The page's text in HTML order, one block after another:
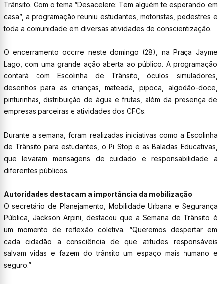
Trânsito. Com o tema “Desacelere: Tem alguém te esperando em
casa”, a programação reuniu estudantes, motoristas, pedestres e
toda a comunidade em diversas atividades de conscientização.
O encerramento ocorre neste domingo (28), na Praça Jayme
Lago, com uma grande ação aberta ao público. A programação
contará com Escolinha de Trânsito, óculos simuladores,
desenhos para as crianças, mateada, pipoca, algodão-doce,
pinturinhas, distribuição de água e frutas, além da presença de
empresas parceiras e atividades dos CFCs.
Durante a semana, foram realizadas iniciativas como a Escolinha
de Trânsito para estudantes, o Pi Stop e as Baladas Educativas,
que levaram mensagens de cuidado e responsabilidade a
diferentes públicos.
Autoridades destacam a importância da mobilização
O secretário de Planejamento, Mobilidade Urbana e Segurança
Pública, Jackson Arpini, destacou que a Semana de Trânsito é
um momento de reflexão coletiva. “Queremos despertar em
cada cidadão a consciência de que atitudes responsáveis
salvam vidas e fazem do trânsito um espaço mais humano e
seguro.”